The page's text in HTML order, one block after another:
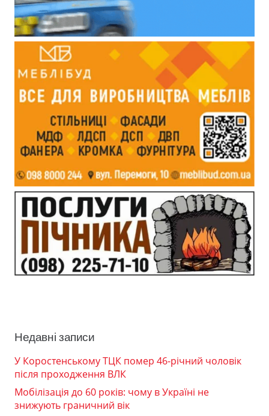
Недавні записи
У Коростенському ТЦК помер 46-річний чоловік
після проходження ВЛК
Мобілізація до 60 років: чому в Україні не
знижують граничний вік